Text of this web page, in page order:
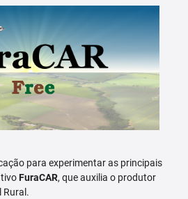
para experimentar as principais
FuraCAR, que auxilia o produtor
Rural.